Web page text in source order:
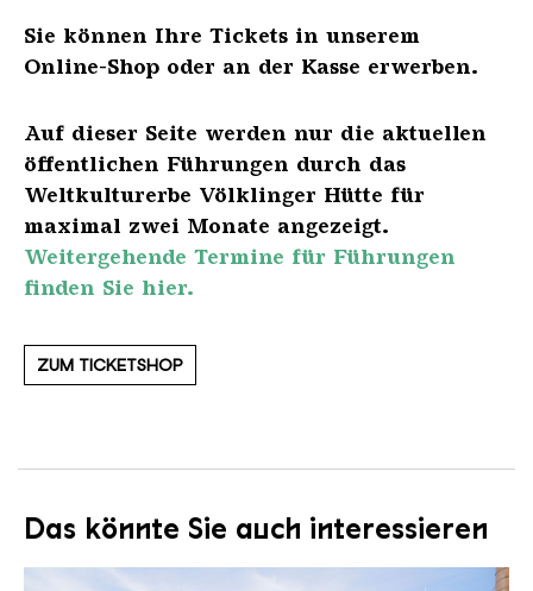
Sie können Ihre Tickets in unserem
Online-Shop oder an der Kasse erwerben.
Auf dieser Seite werden nur die aktuellen
öffentlichen Führungen durch das
Weltkulturerbe Völklinger Hütte für
maximal zwei Monate angezeigt.
Weitergehende Termine für Führungen
finden Sie hier.
ZUM TICKETSHOP
Das könnte Sie auch interessieren